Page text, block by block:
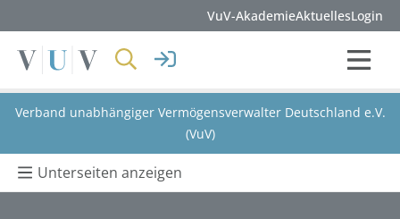
VuV-AkademieAktuellesLogin
Verband unabhängiger Vermögensverwalter Deutschland e.V.
(VuV)
Unterseiten anzeigen